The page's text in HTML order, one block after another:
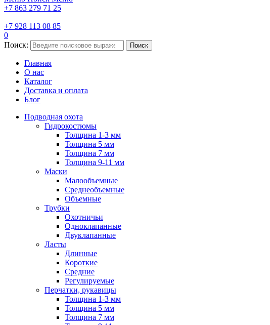
+7 863 279 71 25
+7 928 113 08 85
0
Поиск:
Поиск
Главная
О нас
Каталог
Доставка и оплата
Блог
Подводная охота
Гидрокостюмы
Толщина 1-3 мм
Толщина 5 мм
Толщина 7 мм
Толщина 9-11 мм
Маски
Малообъемные
Среднеобъемные
Объемные
Трубки
Охотничьи
Одноклапанные
Двуклапанные
Ласты
Длинные
Короткие
Средние
Регулируемые
Перчатки, рукавицы
Толщина 1-3 мм
Толщина 5 мм
Толщина 7 мм